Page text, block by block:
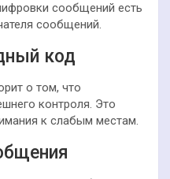
сообщений есть
сообщений.
код
о том, что
контроля. Это
к слабым местам.